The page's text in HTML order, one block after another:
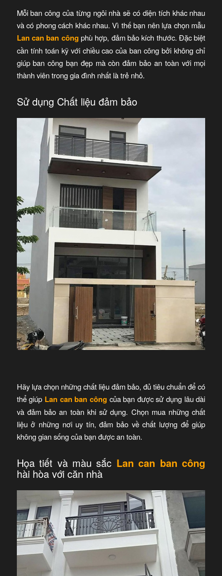
Mỗi ban công của từng ngôi nhà sẽ có diện tích khác nhau
và có phong cách khác nhau. Vì thế bạn nên lựa chọn mẫu
Lan can ban công phù hợp, đảm bảo kích thước. Đặc biệt
cần tính toán kỹ với chiều cao của ban công bởi không chỉ
giúp ban công bạn đẹp mà còn đảm bảo an toàn với mọi
thành viên trong gia đình nhất là trẻ nhỏ.
Sử dụng Chất liệu đảm bảo
Hãy lựa chọn những chất liệu đảm bảo, đủ tiêu chuẩn để có
thể giúp Lan can ban công của bạn được sử dụng lâu dài
và đảm bảo an toàn khi sử dụng. Chọn mua những chất
liệu ở những nơi uy tín, đảm bảo về chất lượng để giúp
không gian sống của bạn được an toàn.
Họa tiết và màu sắc Lan can ban công
hài hòa với căn nhà